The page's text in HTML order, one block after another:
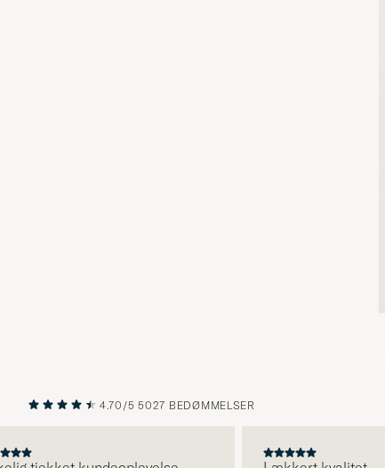
NÆSTE
4.70/5 5027 BEDØMMELSER